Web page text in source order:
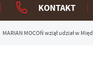
KONTAKT
MARIAN MOCOŃ wziął udział w